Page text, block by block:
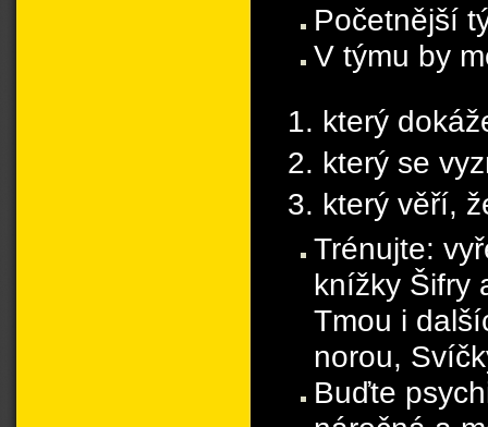
Početnější
V týmu by
který
který se
který věří,
Trénujte:
knížky Šifry
Tmou i
norou,
Buďte